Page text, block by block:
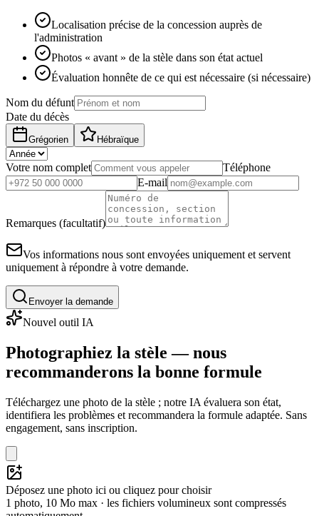
Localisation précise de la concession auprès de
l'administration
Photos « avant » de la stèle dans son état actuel
Évaluation honnête de ce qui est nécessaire (si nécessaire)
Nom du défunt
Date du décès
Grégorien Hébraïque
Votre nom complet
Téléphone
E-mail
Remarques (facultatif)
Vos informations nous sont envoyées uniquement et servent
uniquement à répondre à votre demande.
Envoyer la demande
Nouvel outil IA
Photographiez la stèle — nous
recommanderons la bonne formule
Téléchargez une photo de la stèle ; notre IA évaluera son état,
identifiera les problèmes et recommandera la formule adaptée. Sans
engagement, sans inscription.
Déposez une photo ici ou cliquez pour choisir
1 photo, 10 Mo max · les fichiers volumineux sont compressés